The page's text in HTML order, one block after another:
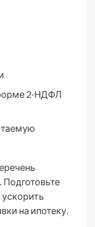
2-НДФЛ
на ипотеку․